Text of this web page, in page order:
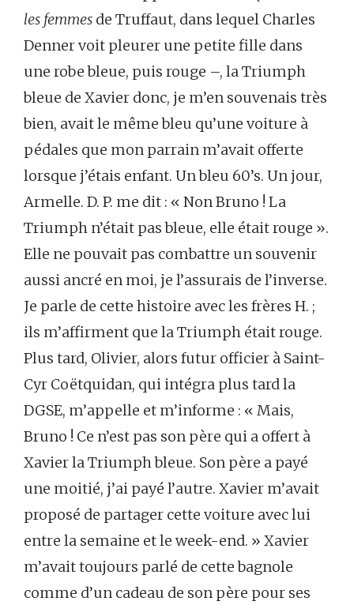
les femmes de Truffaut, dans lequel Charles
Denner voit pleurer une petite fille dans
une robe bleue, puis rouge –, la Triumph
bleue de Xavier donc, je m’en souvenais très
bien, avait le même bleu qu’une voiture à
pédales que mon parrain m’avait offerte
lorsque j’étais enfant. Un bleu 60’s. Un jour,
Armelle. D. P. me dit : « Non Bruno ! La
Triumph n’était pas bleue, elle était rouge ».
Elle ne pouvait pas combattre un souvenir
aussi ancré en moi, je l’assurais de l’inverse.
Je parle de cette histoire avec les frères H. ;
ils m’affirment que la Triumph était rouge.
Plus tard, Olivier, alors futur officier à Saint-
Cyr Coëtquidan, qui intégra plus tard la
DGSE, m’appelle et m’informe : « Mais,
Bruno ! Ce n’est pas son père qui a offert à
Xavier la Triumph bleue. Son père a payé
une moitié, j’ai payé l’autre. Xavier m’avait
proposé de partager cette voiture avec lui
entre la semaine et le week-end. » Xavier
m’avait toujours parlé de cette bagnole
comme d’un cadeau de son père pour ses